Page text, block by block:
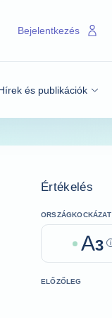
és publikációk
Bejelentkezés
Értékelés
ORSZÁGKOCKÁZAT
A3
ELŐZŐLEG